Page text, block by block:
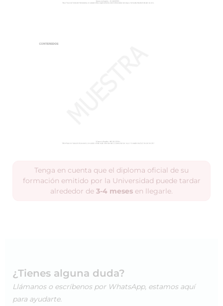
Tenga en cuenta que el diploma oficial de su
formación emitido por la Universidad puede tardar
alrededor de 3-4 meses en llegarle.
¿Tienes alguna duda?
Llámanos o escríbenos por WhatsApp, estamos aquí
para ayudarte.